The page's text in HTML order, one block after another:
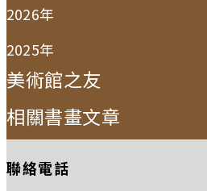
2026年
2025年
美術館之友
相關書畫文章
聯絡電話